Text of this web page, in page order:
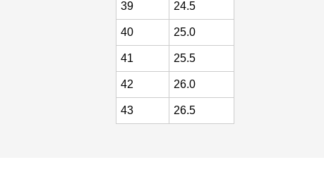
39 24.5
40 25.0
41 25.5
42 26.0
43 26.5